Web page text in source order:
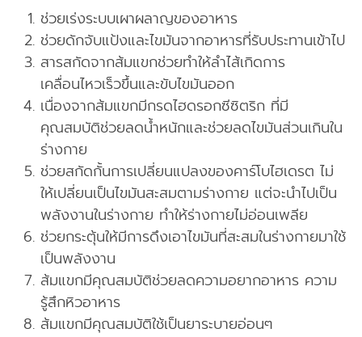
ช่วยเร่งระบบเผาผลาญของอาหาร
ช่วยดักจับแป้งและไขมันจากอาหารที่รับประทานเข้าไป
สารสกัดจากส้มแขกช่วยทำให้ลำไส้เกิดการ
เคลื่อนไหวเร็วขึ้นและขับไขมันออก
เนื่องจากส้มแขกมีกรดไฮดรอกซีซิตริก ที่มี
คุณสมบัติช่วยลดน้ำหนักและช่วยลดไขมันส่วนเกินใน
ร่างกาย
ช่วยสกัดกั้นการเปลี่ยนแปลงของคาร์โบไฮเดรต ไม่
ให้เปลี่ยนเป็นไขมันสะสมตามร่างกาย แต่จะนำไปเป็น
พลังงานในร่างกาย ทำให้ร่างกายไม่อ่อนเพลีย
ช่วยกระตุ้นให้มีการดึงเอาไขมันที่สะสมในร่างกายมาใช้
เป็นพลังงาน
ส้มแขกมีคุณสมบัติช่วยลดความอยากอาหาร ความ
รู้สึกหิวอาหาร
ส้มแขกมีคุณสมบัติใช้เป็นยาระบายอ่อนๆ